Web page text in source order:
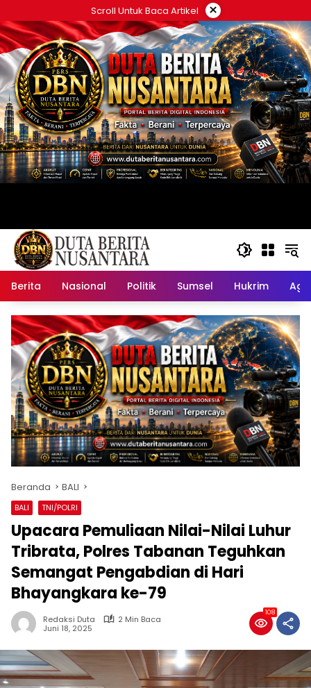
ke
konten
Scroll Untuk Baca Artikel ×
Berita Nasional Politik Sumsel Hukrim
Beranda BALI
BALI TNI/POLRI
Upacara Pemuliaan Nilai-Nilai Luhur
Tribrata, Polres Tabanan Teguhkan
Semangat Pengabdian di Hari
Bhayangkara ke-79
Redaksi Duta
2 Min Baca
Juni 18, 2025
108